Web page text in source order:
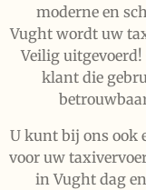
moderne en
Vught wordt uw
Veilig
klant die
U kunt bij ons ook
voor uw
in Vught dag